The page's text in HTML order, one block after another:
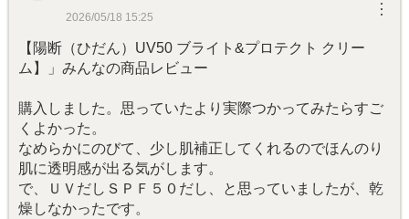
2026/05/18 15:25 ︙
【陽断（ひだん）UV50 ブライト&プロテクト クリー
ム】」みんなの商品レビュー
購入しました。思っていたより実際つかってみたらすご
くよかった。
なめらかにのびて、少し肌補正してくれるのでほんのり
肌に透明感が出る気がします。
で、ＵＶだしＳＰＦ５０だし、と思っていましたが、乾
燥しなかったです。